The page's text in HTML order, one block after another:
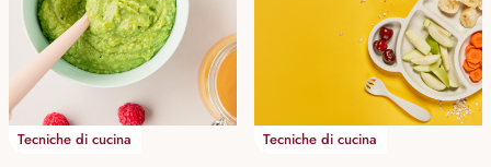
Tecniche di cucina Tecniche di cucina